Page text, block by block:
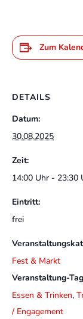
Zum
DETAILS
Datum:
30.08.2025
Zeit:
14:00 Uhr - 23:30
Eintritt:
frei
Fest & Markt
Veranstaltung-
Essen & Trinken,
/ Engagement